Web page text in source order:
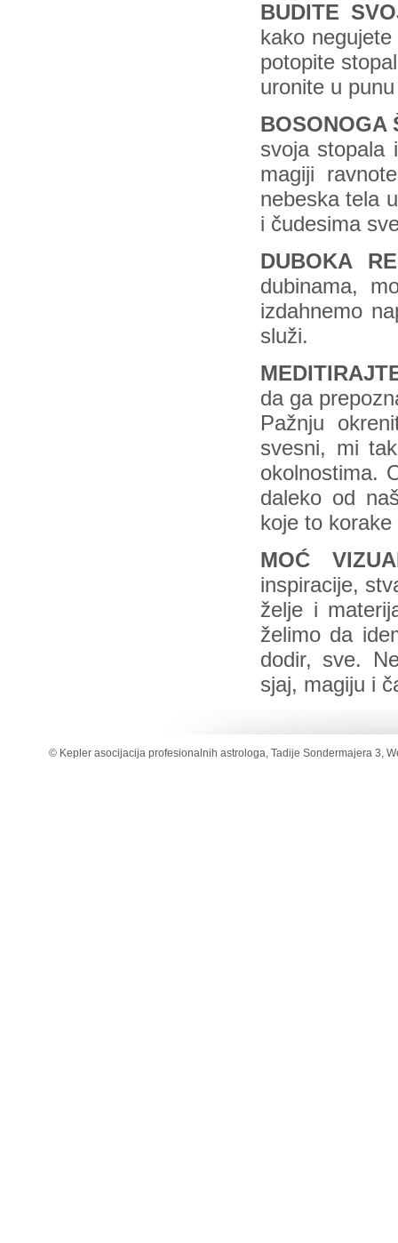
BUDITE
kako
potopite
uronite u
BOSONOGA
svoja stopala
magiji
nebeska tela
i čudesima
DUBOKA
dubinama,
izdahnemo
služi.
da ga
Pažnju
svesni, mi
okolnostima.
daleko od
koje to
MOĆ
inspiracije,
želje i
želimo da
dodir, sve.
sjaj, magiju i
© Kepler asocijacija profesionalnih astrologa, Tadije Sondermajera 3,